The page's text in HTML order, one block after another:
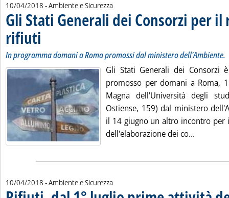
10/04/2018 - Ambiente e Sicurezza
Gli Stati Generali dei Consorzi per
rifiuti . Sottotitolo: In programma domani a Roma promossi dal ministero
In programma domani a Roma promossi dal ministero dell'Ambiente.
Gli Stati Generali dei Consorzi
promosso per domani a Roma,
Magna dell'Università degli
Ostiense, 159) dal ministero
il 14 giugno un altro incontro per
dell'elaborazione dei co...
10/04/2018 - Ambiente e Sicurezza